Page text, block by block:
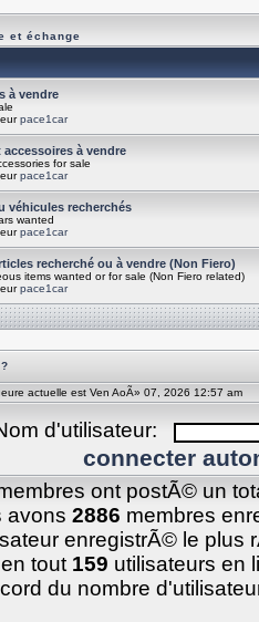
et échange
à vendre
pace1car
accessoires à vendre
for sale
pace1car
véhicules recherchés
wanted
pace1car
recherché ou à vendre (Non Fiero)
items wanted or for sale (Non Fiero related)
pace1car
actuelle est Ven AoÃ» 07, 2026 12:57 am
d'utilisateur:
connecter
ont postÃ© un
avons 2886 membres
enregistrÃ© le plus
tout 159 utilisateurs en
du nombre